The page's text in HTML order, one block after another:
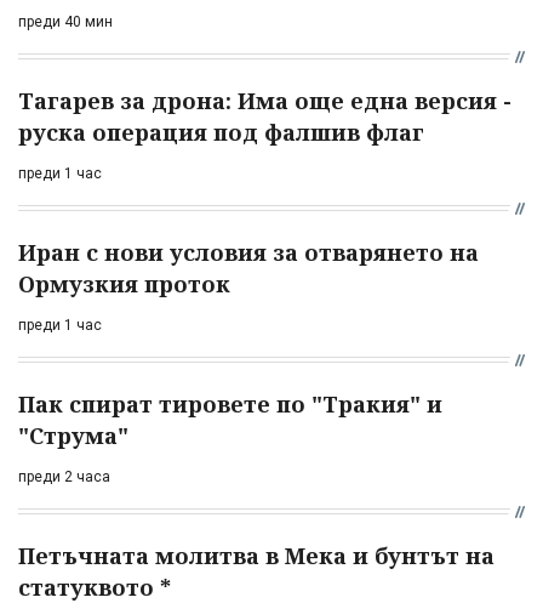
преди 40 мин
Тагарев за дрона: Има още една версия -
руска операция под фалшив флаг
преди 1 час
Иран с нови условия за отварянето на
Ормузкия проток
преди 1 час
Пак спират тировете по "Тракия" и
"Струма"
преди 2 часа
Петъчната молитва в Мека и бунтът на
статуквото *